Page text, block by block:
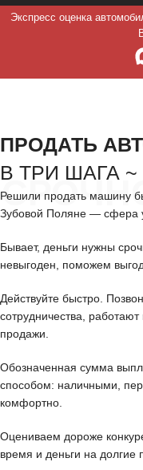
Экспресс оценка
ПРОДАТЬ
В ТРИ ШАГА ~
Решили продать машину
Зубовой Поляне — сфера
Бывает, деньги нужны
невыгоден, поможем
Действуйте быстро.
сотрудничества,
продажи.
Обозначенная сумма
способом: наличными,
комфортно.
Оцениваем дороже
время и деньги на долгие